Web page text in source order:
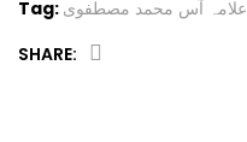
Tag: علامہ آس محمد مصطفوی
SHARE: